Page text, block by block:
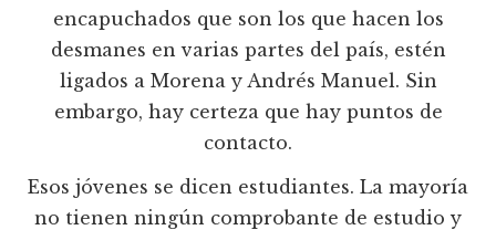
encapuchados que son los que hacen los
desmanes en varias partes del país, estén
ligados a Morena y Andrés Manuel. Sin
embargo, hay certeza que hay puntos de
contacto.
Esos jóvenes se dicen estudiantes. La mayoría
no tienen ningún comprobante de estudio y